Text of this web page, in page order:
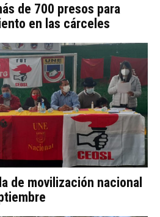
de 700 presos para
en las cárceles
de movilización nacional